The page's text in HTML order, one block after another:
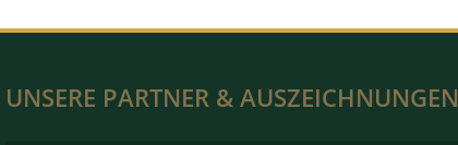
UNSERE PARTNER & AUSZEICHNUNGEN